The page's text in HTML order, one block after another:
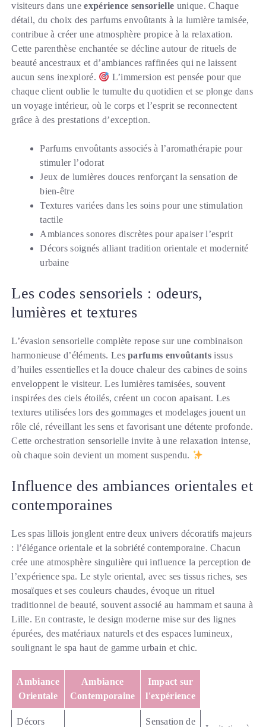
visiteurs dans uneexpérience sensorielle unique. Chaque
détail, du choix des parfums envoûtants à la lumière tamisée,
contribue à créer une atmosphère propice à la relaxation.
Cette parenthèse enchantée se décline autour de rituels de
beauté ancestraux et d’ambiances raffinées qui ne laissent
aucun sens inexploré.
L’immersion est pensée pour que
chaque client oublie le tumulte du quotidien et se plonge dans
un voyage intérieur, où le corps et l’esprit se reconnectent
grâce à des prestations d’exception.
Parfums envoûtants associés à l’aromathérapie pour
stimuler l’odorat
Jeux de lumières douces renforçant la sensation de
bien-être
Textures variées dans les soins pour une stimulation
tactile
Ambiances sonores discrètes pour apaiser l’esprit
Décors soignés alliant tradition orientale et modernité
urbaine
Les codes sensoriels : odeurs,
lumières et textures
L’évasion sensorielle complète repose sur une combinaison
harmonieuse d’éléments. Lesparfums envoûtantsissus
d’huiles essentielles et la douce chaleur des cabines de soins
enveloppent le visiteur. Les lumières tamisées, souvent
inspirées des ciels étoilés, créent un cocon apaisant. Les
textures utilisées lors des gommages et modelages jouent un
rôle clé, réveillant les sens et favorisant une détente profonde.
Cette orchestration sensorielle invite à une relaxation intense,
où chaque soin devient un moment suspendu.
Influence des ambiances orientales et
contemporaines
Les spas lillois jonglent entre deux univers décoratifs majeurs
: l’élégance orientale et la sobriété contemporaine. Chacun
crée une atmosphère singulière qui influence la perception de
l’expérience spa. Le style oriental, avec ses tissus riches, ses
mosaïques et ses couleurs chaudes, évoque un rituel
traditionnel de beauté, souvent associé au hammam et sauna à
Lille. En contraste, le design moderne mise sur des lignes
épurées, des matériaux naturels et des espaces lumineux,
soulignant le spa haut de gamme urbain et chic.
Ambiance
Orientale
Ambiance
Contemporaine
Impact sur
l'expérience
Décors
Sensation de